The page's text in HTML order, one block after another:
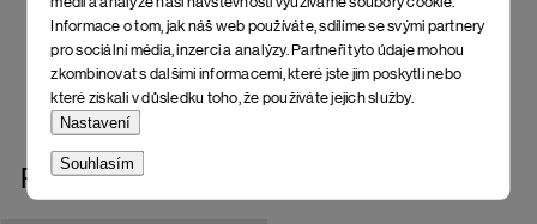
Informace o tom, jak náš web používáte, sdílíme se svými partnery
pro sociální média, inzerci a analýzy. Partneři tyto údaje mohou
zkombinovat s dalšími informacemi, které jste jim poskytli nebo
které získali v důsledku toho, že používáte jejich služby.
Nastavení
Souhlasím
NEOMEZENÁ DOBA NA
VRÁCENÍ
Podobné produkty